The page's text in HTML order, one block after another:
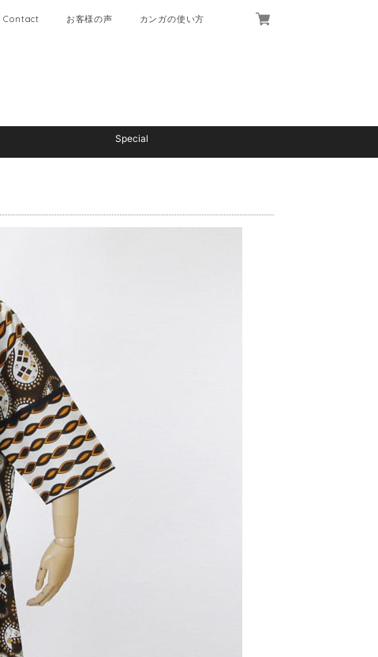
Contact お客様の声 カンガの使い方
Special